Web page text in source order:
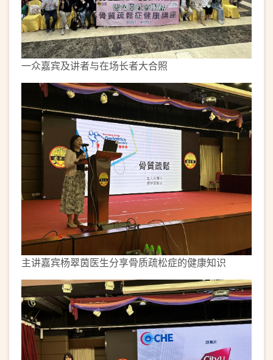
一众嘉宾及讲者与在场长者大合照
主讲嘉宾杨翠茵医生分享骨质疏松症的健康知识